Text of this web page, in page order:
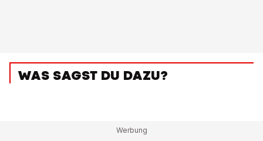
WAS SAGST DU DAZU?